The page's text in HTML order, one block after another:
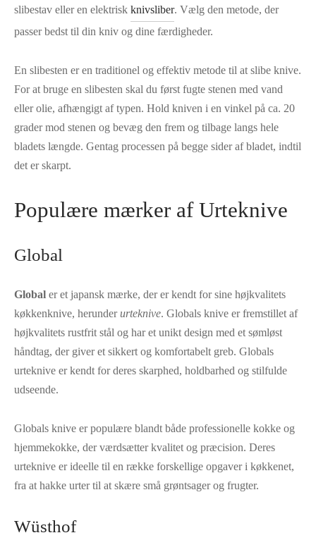
slibestav eller en elektrisk knivsliber. Vælg den metode, der
passer bedst til din kniv og dine færdigheder.
En slibesten er en traditionel og effektiv metode til at slibe knive.
For at bruge en slibesten skal du først fugte stenen med vand
eller olie, afhængigt af typen. Hold kniven i en vinkel på ca. 20
grader mod stenen og bevæg den frem og tilbage langs hele
bladets længde. Gentag processen på begge sider af bladet, indtil
det er skarpt.
Populære mærker af Urteknive
Global
Global er et japansk mærke, der er kendt for sine højkvalitets
køkkenknive, herunderurteknive. Globals knive er fremstillet af
højkvalitets rustfrit stål og har et unikt design med et sømløst
håndtag, der giver et sikkert og komfortabelt greb. Globals
urteknive er kendt for deres skarphed, holdbarhed og stilfulde
udseende.
Globals knive er populære blandt både professionelle kokke og
hjemmekokke, der værdsætter kvalitet og præcision. Deres
urteknive er ideelle til en række forskellige opgaver i køkkenet,
fra at hakke urter til at skære små grøntsager og frugter.
Wüsthof